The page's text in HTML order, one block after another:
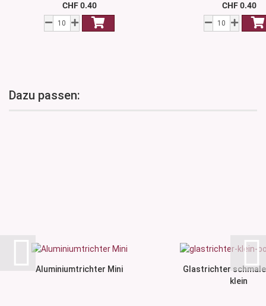
CHF 0.40 CHF 0.40
Dazu passen:
Aluminiumtrichter Mini
Glastrichter
klein